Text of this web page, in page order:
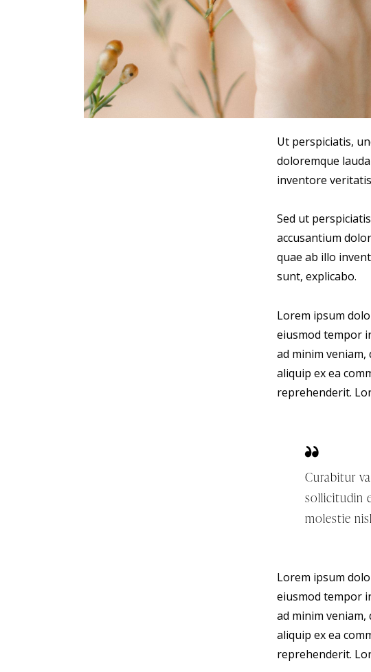
Ut perspiciatis,
doloremque
inventore
Sed ut
accusantium
quae ab illo
sunt, explicabo.
Lorem ipsum
eiusmod tempor
ad minim
aliquip ex ea
reprehenderit.
Curabitur
sollicitudin
molestie
Lorem ipsum
eiusmod tempor
ad minim
aliquip ex ea
reprehenderit.